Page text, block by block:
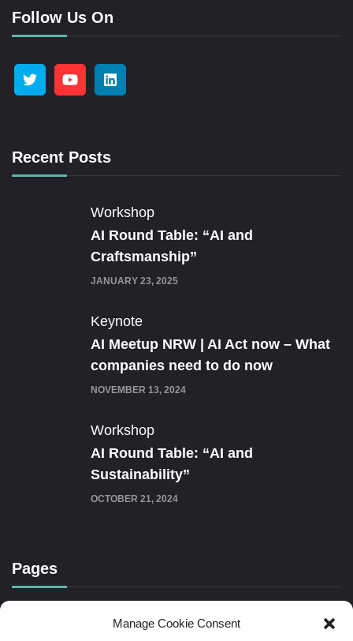
Manage Cookie Consent
Follow Us On
Recent Posts
Workshop
AI Round Table: “AI and
Craftsmanship”
JANUARY 23, 2025
Keynote
AI Meetup NRW | AI Act now – What
companies need to do now
NOVEMBER 13, 2024
Workshop
AI Round Table: “AI and
Sustainability”
OCTOBER 21, 2024
Pages
Cookie Policy (EU)